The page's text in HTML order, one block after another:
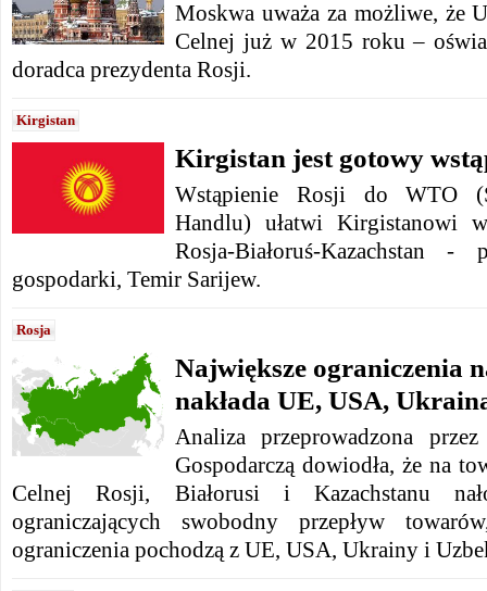
Moskwa uważa za możliwe, że
Celnej już w 2015 roku –
doradca prezydenta Rosji.
Kirgistan
Kirgistan jest gotowy
Wstąpienie Rosji do WTO
Handlu) ułatwi Kirgistanowi
Rosja-Białoruś-Kazachstan -
gospodarki, Temir Sarijew.
Rosja
Największe ograniczenia
nakłada UE, USA,
Analiza przeprowadzona
Gospodarczą dowiodła, że na
Celnej Rosji, Białorusi i Kazachstanu
ograniczających swobodny przepływ
ograniczenia pochodzą z UE, USA, Ukrainy i